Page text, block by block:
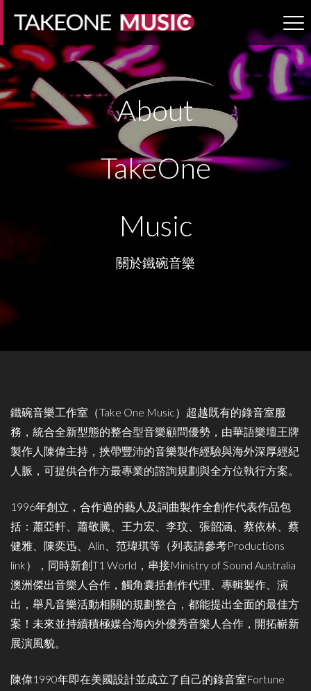
Jump to navigation
About
TakeOne
Music
關於鐵碗音樂
鐵碗音樂工作室（Take One Music）超越既有的錄音室服
務，統合全新型態的整合型音樂顧問優勢，由華語樂壇王牌
製作人陳偉主持，挾帶豐沛的音樂製作經驗與海外深厚經紀
人脈，可提供合作方最專業的諮詢規劃與全方位執行方案。
1996年創立，合作過的藝人及詞曲製作全創作代表作品包
括：蕭亞軒、蕭敬騰、王力宏、李玟、張韶涵、蔡依林、蔡
健雅、陳奕迅、Alin、范瑋琪等（列表請參考Productions
link），同時新創T1 World，串接Ministry of Sound Australia
澳洲傑出音樂人合作，觸角囊括創作代理、專輯製作、演
出，舉凡音樂活動相關的規劃整合，都能提出全面的最佳方
案！未來並持續積極媒合海內外優秀音樂人合作，開拓嶄新
展演風貌。
陳偉1990年即在美國設計並成立了自己的錄音室Fortune